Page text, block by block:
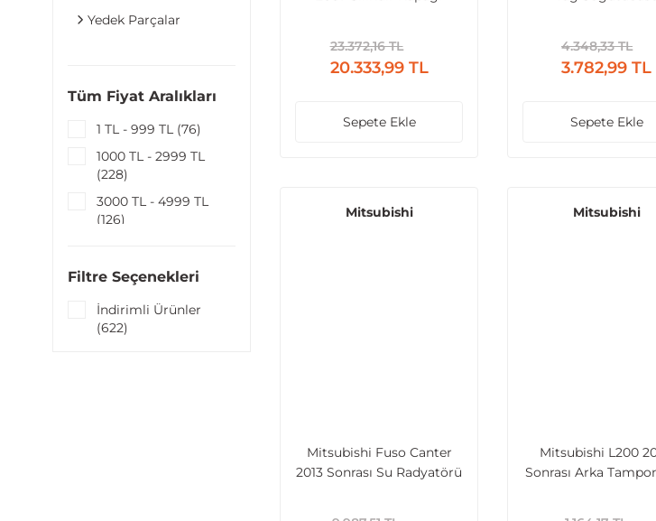
Yedek Parçalar
Tüm Fiyat Aralıkları
1 TL - 999 TL (76)
1000 TL - 2999 TL
(228)
3000 TL - 4999 TL
(126)
(101)
Filtre Seçenekleri
İndirimli Ürünler
(622)
23.372,16 TL
20.333,99 TL
Sepete Ekle
4.348,33 TL
3.782,99 TL
Sepete Ekle
Mitsubishi
Mitsubishi Fuso Canter
2013 Sonrası Su Radyatörü
Mitsubishi
Mitsubishi L200
Sonrası Arka